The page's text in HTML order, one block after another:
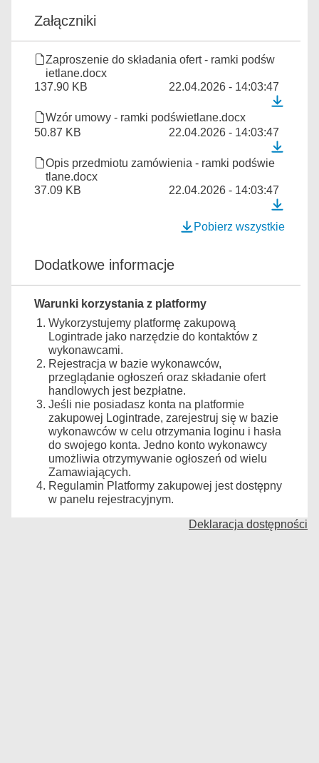
Załączniki
Zaproszenie do składania ofert - ramki podśw
ietlane.docx
137.90 KB
22.04.2026 - 14:03:47
Wzór umowy - ramki podświetlane.docx
50.87 KB
22.04.2026 - 14:03:47
Opis przedmiotu zamówienia - ramki podświe
tlane.docx
37.09 KB
22.04.2026 - 14:03:47
Pobierz wszystkie
Dodatkowe informacje
Warunki korzystania z platformy
Wykorzystujemy platformę zakupową
Logintrade jako narzędzie do kontaktów z
wykonawcami.
Rejestracja w bazie wykonawców,
przeglądanie ogłoszeń oraz składanie ofert
handlowych jest bezpłatne.
Jeśli nie posiadasz konta na platformie
zakupowej Logintrade, zarejestruj się w bazie
wykonawców w celu otrzymania loginu i hasła
do swojego konta. Jedno konto wykonawcy
umożliwia otrzymywanie ogłoszeń od wielu
Zamawiających.
Regulamin Platformy zakupowej jest dostępny
w panelu rejestracyjnym.
Deklaracja dostępności